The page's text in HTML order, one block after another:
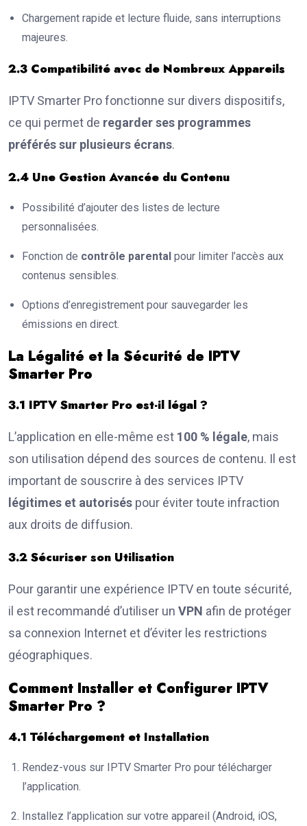
Chargement rapide et lecture fluide, sans interruptions
majeures.
2.3 Compatibilité avec de Nombreux Appareils
IPTV Smarter Pro fonctionne sur divers dispositifs,
ce qui permet de regarder ses programmes
préférés sur plusieurs écrans.
2.4 Une Gestion Avancée du Contenu
Possibilité d’ajouter des listes de lecture
personnalisées.
Fonction de contrôle parental pour limiter l’accès aux
contenus sensibles.
Options d’enregistrement pour sauvegarder les
émissions en direct.
La Légalité et la Sécurité de IPTV
Smarter Pro
3.1 IPTV Smarter Pro est-il légal ?
L’application en elle-même est 100 % légale, mais
son utilisation dépend des sources de contenu. Il est
important de souscrire à des services IPTV
légitimes et autorisés pour éviter toute infraction
aux droits de diffusion.
3.2 Sécuriser son Utilisation
Pour garantir une expérience IPTV en toute sécurité,
il est recommandé d’utiliser un VPN afin de protéger
sa connexion Internet et d’éviter les restrictions
géographiques.
Comment Installer et Configurer IPTV
Smarter Pro ?
4.1 Téléchargement et Installation
Rendez-vous sur IPTV Smarter Pro pour télécharger
l’application.
Installez l’application sur votre appareil (Android, iOS,